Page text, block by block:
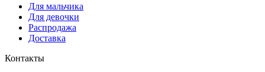
Для мальчика
Для девочки
Распродажа
Доставка
Контакты